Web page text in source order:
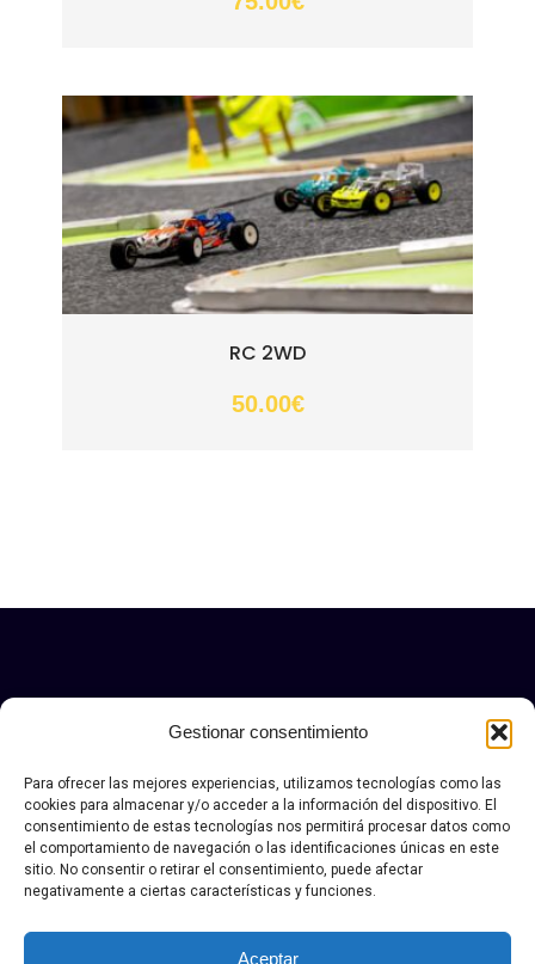
Gestionar consentimiento
Para ofrecer las mejores experiencias, utilizamos tecnologías como las
cookies para almacenar y/o acceder a la información del dispositivo. El
consentimiento de estas tecnologías nos permitirá procesar datos como
el comportamiento de navegación o las identificaciones únicas en este
sitio. No consentir o retirar el consentimiento, puede afectar
negativamente a ciertas características y funciones.
Aceptar
RC 2WD
50.00€
Aviso legal y politica de privacidad Donosteam|.Política
de envío, devolución y desestimiento
reservados.